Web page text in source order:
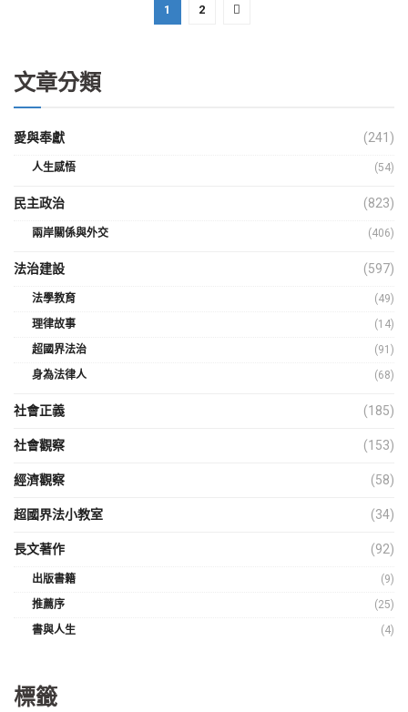
1 2
文章分類
愛與奉獻 (241)
人生感悟 (54)
民主政治 (823)
兩岸關係與外交 (406)
法治建設 (597)
法學教育
(49)
理律故事
(14)
超國界法治
(91)
身為法律人
(68)
社會正義 (185)
社會觀察 (153)
經濟觀察 (58)
超國界法小教室 (34)
長文著作 (92)
出版書籍
(9)
推薦序
(25)
書與人生
(4)
標籤